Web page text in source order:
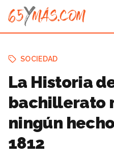
SOCIEDAD
La Historia
bachillerato
ningún
1812